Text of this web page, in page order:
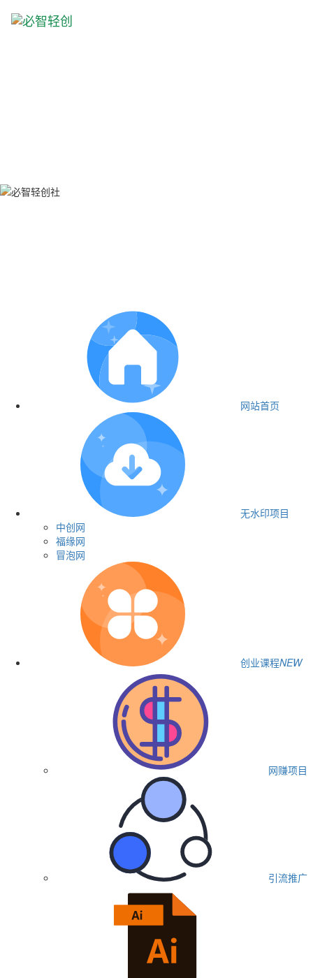
网站首页
无水印项目
中创网
福缘网
冒泡网
创业课程NEW
网赚项目
引流推广